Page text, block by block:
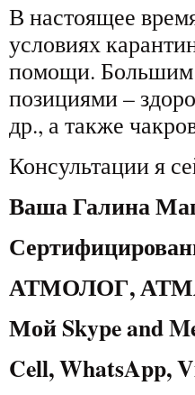
В настоящее
условиях
помощи. Большим
позициями –
др., а также
Консультации я
Ваша Галина
АТМОЛОГ,
Мой Skype and
Cell,WhatsApp,